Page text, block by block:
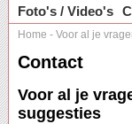
Foto's / Video's
Home - Voor al je
Contact
Voor al je
suggesties